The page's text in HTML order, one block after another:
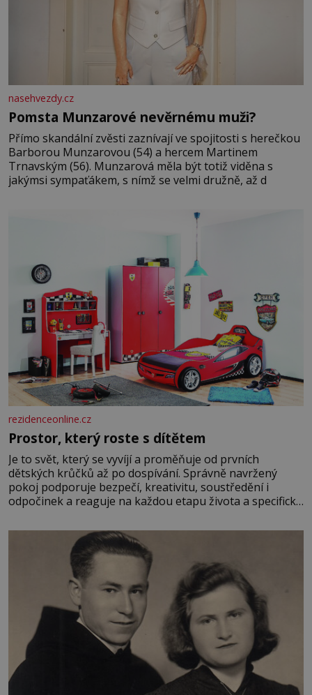
nasehvezdy.cz
Pomsta Munzarové nevěrnému muži?
Přímo skandální zvěsti zaznívají ve spojitosti s herečkou
Barborou Munzarovou (54) a hercem Martinem
Trnavským (56). Munzarová měla být totiž viděna s
jakýmsi sympaťákem, s nímž se velmi družně, až d
rezidenceonline.cz
Prostor, který roste s dítětem
Je to svět, který se vyvíjí a proměňuje od prvních
dětských krůčků až po dospívání. Správně navržený
pokoj podporuje bezpečí, kreativitu, soustředění i
odpočinek a reaguje na každou etapu života a specifické
měkkost a bezpečí, proto by pokoj miminka měl působit
především klidně a útulně. Předškolní věk je